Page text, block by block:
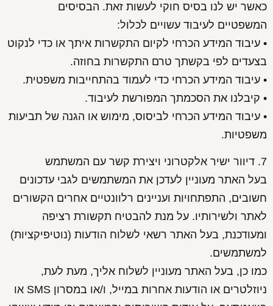
כאשר יש לנו בסיס חוקי לעשות זאת. הבסיסים
המשפטיים לעיבוד עשויים לכלול:
• עיבוד המידע הכרחי לקיום התקשרות איתך או כדי לנקוט
בצעדים לפי בקשתך טרם התקשרות בחוזה.
• עיבוד המידע הכרחי כדי לעמוד בהתחייבות משפטית.
• קיבלנו את הסכמתך המפורשת לעיבוד.
• עיבוד המידע הכרחי לביסוס, מימוש או הגנה של תביעות
משפטיות.
7. דיוור ישיר אלקטרוני ויצירת קשר עם המשתמש
בעל האתר מעוניין לעדכן את המשתמשים לגבי עדכונים
חשובים, התפתחויות ועניינים רלוונטיים אחרים הקשורים
לאתר ולשירותיו. על מנת להבטיח תקשורת רציפה
ומעודכנת, בעל האתר רשאי לשלוח הודעות (נוטיפיקציות)
למשתמשים.
כמו כן, בעל האתר מעוניין לשלוח אליך, מעת לעת,
ניוזלטרים או הודעות אחרות במייל, ו/או במסרון SMS או